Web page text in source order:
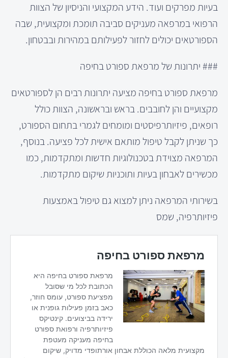
בעיות מפרקים ועוד. הידע המקצועי והניסיון של הצוות
הרפואי במרפאה מעניקים סביבה תומכת ומקצועית, שבה
הספורטאים יכולים לחזור לפעילותם במהירות ובבטחון.
### יתרונות של מרפאת ספורט בחיפה
מרפאת ספורט בחיפה מציעה יתרונות רבים הן לספורטאים
מקצועיים והן לחובבים. בראש ובראשונה, הצוות כולל
רופאים, פיזיותרפיסטים ומומחים לגמרי בתחום הספורט,
כך שניתן לקבל טיפול מותאם אישית לכל פציעה. בנוסף,
המרפאה מצוידת בטכנולוגיות חדשות ומתקדמות, כמו
מכשירים לאבחון בעיות ותוכניות שיקום מתקדמות.
בשירותי המרפאה ניתן למצוא גם טיפול באמצעות
פיזיותרפיה, שמס